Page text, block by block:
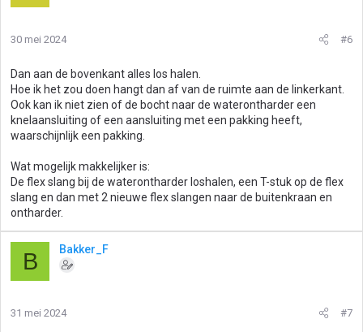
30 mei 2024 #6
Dan aan de bovenkant alles los halen.
Hoe ik het zou doen hangt dan af van de ruimte aan de linkerkant.
Ook kan ik niet zien of de bocht naar de waterontharder een
knelaansluiting of een aansluiting met een pakking heeft,
waarschijnlijk een pakking.
Wat mogelijk makkelijker is:
De flex slang bij de waterontharder loshalen, een T-stuk op de flex
slang en dan met 2 nieuwe flex slangen naar de buitenkraan en
ontharder.
B Bakker_F
31 mei 2024 #7